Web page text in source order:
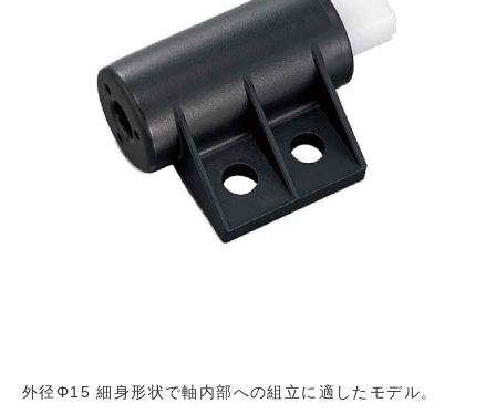
外径Φ15 細身形状で軸内部への組立に適したモデル。